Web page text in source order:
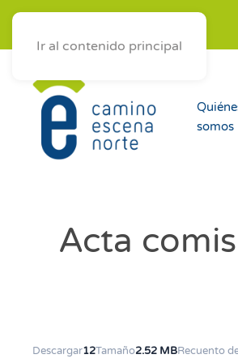
Ir al contenido principal
somos
Acta
Descargar12Tamaño2.52 MBRecuento